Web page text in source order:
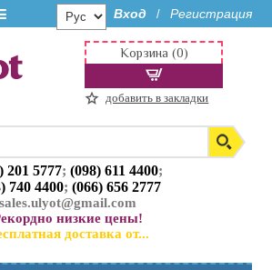
Вход / Регистрация
201 5777;(098) 611 4400;
740 4400;(066) 656 2777
sales.ulyot@gmail.com
низкие цены!
доставка от...
Корзина (0)
добавить в закладки